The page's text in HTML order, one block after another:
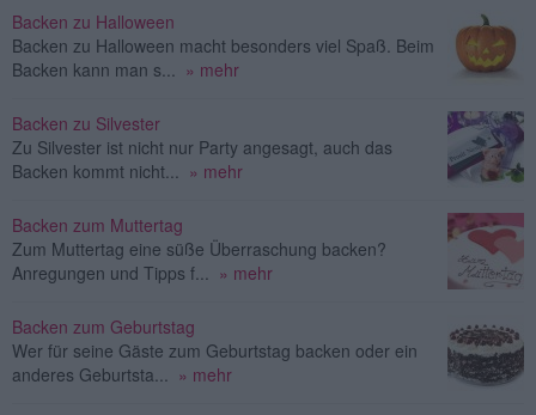
Backen zu Halloween
Backen zu Halloween macht besonders viel Spaß. Beim
Backen kann man s... » mehr
Backen zu Silvester
Zu Silvester ist nicht nur Party angesagt, auch das
Backen kommt nicht... » mehr
Backen zum Muttertag
Zum Muttertag eine süße Überraschung backen?
Anregungen und Tipps f... » mehr
Backen zum Geburtstag
Wer für seine Gäste zum Geburtstag backen oder ein
anderes Geburtsta... » mehr